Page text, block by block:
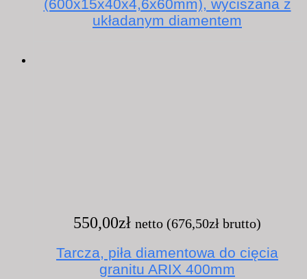
(600x15x40x4,6x60mm), wyciszana z
układanym diamentem
550,00zł netto (676,50zł brutto)
Tarcza, piła diamentowa do cięcia
granitu ARIX 400mm